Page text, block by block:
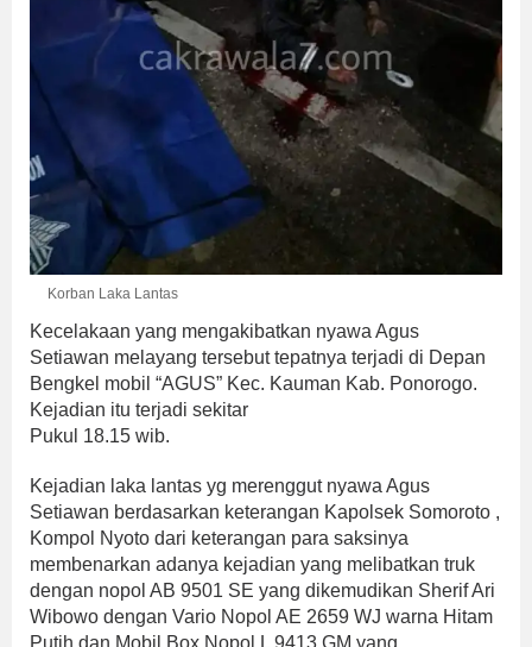
Korban Laka Lantas
Kecelakaan yang mengakibatkan nyawa Agus
Setiawan melayang tersebut tepatnya terjadi di Depan
Bengkel mobil “AGUS” Kec. Kauman Kab. Ponorogo.
Kejadian itu terjadi sekitar
Pukul 18.15 wib.
Kejadian laka lantas yg merenggut nyawa Agus
Setiawan berdasarkan keterangan Kapolsek Somoroto ,
Kompol Nyoto dari keterangan para saksinya
membenarkan adanya kejadian yang melibatkan truk
dengan nopol AB 9501 SE yang dikemudikan Sherif Ari
Wibowo dengan Vario Nopol AE 2659 WJ warna Hitam
Putih dan Mobil Box Nopol L 9413 GM yang